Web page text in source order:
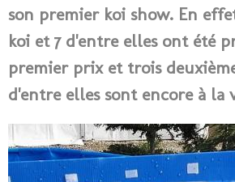
son premier koi show. En
koi et 7 d'entre elles ont été
premier prix et trois
d'entre elles sont encore à la